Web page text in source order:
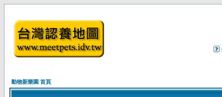
動物新樂園 首頁